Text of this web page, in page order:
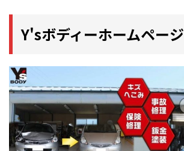
Y'sボディーホームページ